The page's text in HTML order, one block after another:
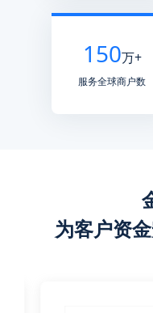
150万+
服务全球商户数
为客户资